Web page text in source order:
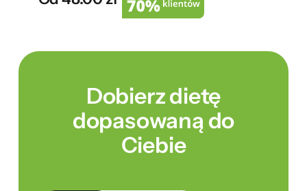
Dobierz dietę
dopasowaną do
Ciebie